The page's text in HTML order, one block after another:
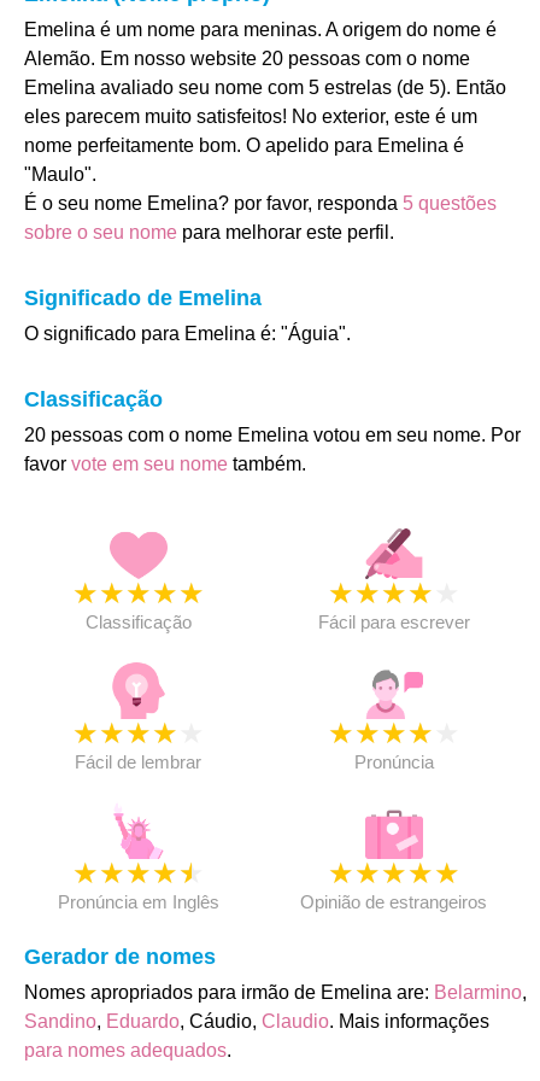
Emelina é um nome para meninas. A origem do nome é
Alemão. Em nosso website 20 pessoas com o nome
Emelina avaliado seu nome com 5 estrelas (de 5). Então
eles parecem muito satisfeitos! No exterior, este é um
nome perfeitamente bom. O apelido para Emelina é
"Maulo".
É o seu nome Emelina? por favor, responda 5 questões
sobre o seu nome para melhorar este perfil.
Significado de Emelina
O significado para Emelina é: "Águia".
Classificação
20 pessoas com o nome Emelina votou em seu nome. Por
favor vote em seu nome também.
★★★★★
Classificação
★★★★
Fácil para escrever
★★★★
Fácil de lembrar
★★★★
Pronúncia
★★★★★
Pronúncia em Inglês
★★★★★
Opinião de estrangeiros
Gerador de nomes
Nomes apropriados para irmão de Emelina are: Belarmino,
Sandino, Eduardo, Cáudio, Claudio. Mais informações
para nomes adequados.